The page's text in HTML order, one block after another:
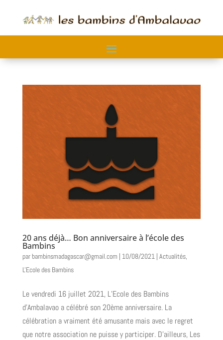
20 ans déjà… Bon anniversaire à l’école des
Bambins
parbambinsmadagascar@gmail.com | 10/08/2021| Actualités,
L'Ecole des Bambins
Le vendredi 16 juillet 2021, L’Ecole des Bambins
d’Ambalavao a célébré son 20ème anniversaire. La
célébration a vraiment été amusante mais avec le regret
que notre association ne puisse y participer. D’ailleurs, Les